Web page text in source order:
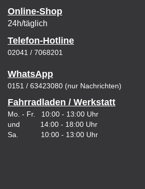
Online-Shop
24h/täglich
Telefon-Hotline
02041 / 7068201
WhatsApp
0151 / 63423080 (nur Nachrichten)
Fahrradladen / Werkstatt
Mo. - Fr. 10:00 - 13:00 Uhr
und 14:00 - 18:00 Uhr
Sa. 10:00 - 13:00 Uhr